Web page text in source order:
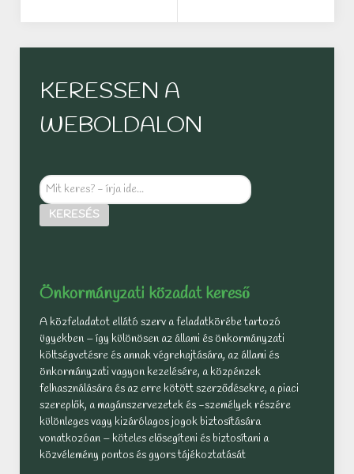
KERESSEN A
WEBOLDALON
Mit
keres?
- KERESÉS
Önkormányzati közadat kereső
A közfeladatot ellátó szerv a feladatkörébe tartozó
ügyekben – így különösen az állami és önkormányzati
költségvetésre és annak végrehajtására, az állami és
önkormányzati vagyon kezelésére, a közpénzek
felhasználására és az erre kötött szerződésekre, a piaci
szereplők, a magánszervezetek és -személyek részére
különleges vagy kizárólagos jogok biztosítására
vonatkozóan – köteles elősegíteni és biztosítani a
közvélemény pontos és gyors tájékoztatását